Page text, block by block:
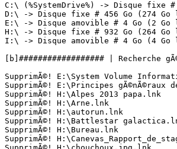
C:\ (%SystemDrive%) -> Disque fixe
D:\ -> Disque fixe # 456 Go (274
E:\ -> Disque amovible # 4 Go (2
H:\ -> Disque fixe # 932 Go (264 Go
I:\ -> Disque amovible # 4 Go (4
[b]################## | Recherche
SupprimÃ©! E:\System Volume
SupprimÃ©! E:\Principes
SupprimÃ©! H:\Alpes 2013 papa.lnk
SupprimÃ©! H:\Arne.lnk
SupprimÃ©! H:\autorun.lnk
SupprimÃ©! H:\Battlestar
SupprimÃ©! H:\Bureau.lnk
SupprimÃ©!